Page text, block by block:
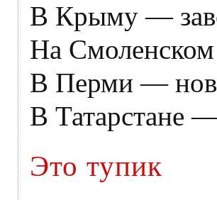
В Крыму —
На Смоленском
В Перми —
В Татарстане
Это тупик